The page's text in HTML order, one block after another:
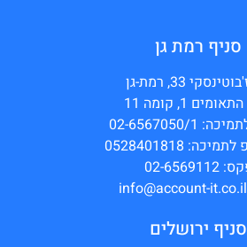
סניף רמת גן
33, רמת-גן
1, קומה 11
02-6567050/1
0528401818
02-6569112
סניף ירושלים